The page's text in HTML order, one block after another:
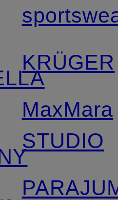
KRÜGER
MaxMara
STUDIO